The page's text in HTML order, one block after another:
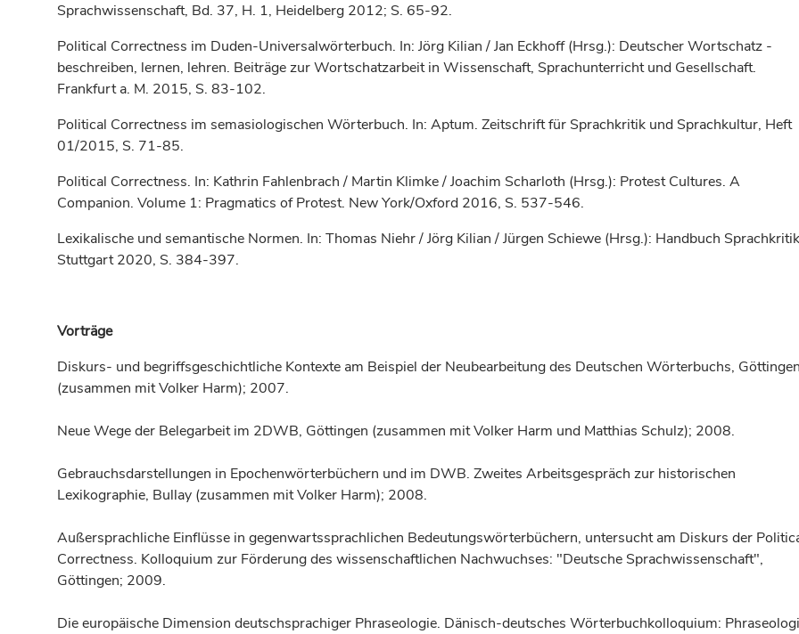
Sprachwissenschaft, Bd. 37, H. 1, Heidelberg 2012; S. 65-92.
Political Correctness im Duden-Universalwörterbuch. In: Jörg Kilian / Jan Eckhoff (Hrsg.): Deutscher Wortschatz -
beschreiben, lernen, lehren. Beiträge zur Wortschatzarbeit in Wissenschaft, Sprachunterricht und Gesellschaft.
Frankfurt a. M. 2015, S. 83-102.
Political Correctness im semasiologischen Wörterbuch. In: Aptum. Zeitschrift für Sprachkritik und Sprachkultur, Heft
01/2015, S. 71-85.
Political Correctness. In: Kathrin Fahlenbrach / Martin Klimke / Joachim Scharloth (Hrsg.): Protest Cultures. A
Companion. Volume 1: Pragmatics of Protest. New York/Oxford 2016, S. 537-546.
Lexikalische und semantische Normen. In: Thomas Niehr / Jörg Kilian / Jürgen Schiewe (Hrsg.): Handbuch
Stuttgart 2020, S. 384-397.
Vorträge
Diskurs- und begriffsgeschichtliche Kontexte am Beispiel der Neubearbeitung des Deutschen Wörterbuchs, Göttingen
(zusammen mit Volker Harm); 2007.
Neue Wege der Belegarbeit im 2DWB, Göttingen (zusammen mit Volker Harm und Matthias Schulz); 2008.
Gebrauchsdarstellungen in Epochenwörterbüchern und im DWB. Zweites Arbeitsgespräch zur historischen
Lexikographie, Bullay (zusammen mit Volker Harm); 2008.
Außersprachliche Einflüsse in gegenwartssprachlichen Bedeutungswörterbüchern, untersucht am Diskurs der
Correctness. Kolloquium zur Förderung des wissenschaftlichen Nachwuchses: "Deutsche Sprachwissenschaft",
Göttingen; 2009.
Die europäische Dimension deutschsprachiger Phraseologie. Dänisch-deutsches Wörterbuchkolloquium: